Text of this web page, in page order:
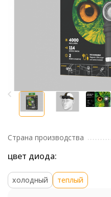
Страна производства
цвет диода:
холодный теплый